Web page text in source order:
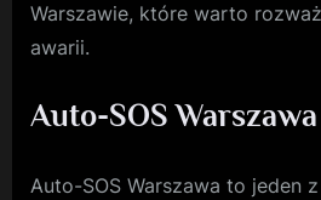
Warszawie, które warto
awarii.
Auto-SOS Warszawa
Auto-SOS Warszawa to jeden